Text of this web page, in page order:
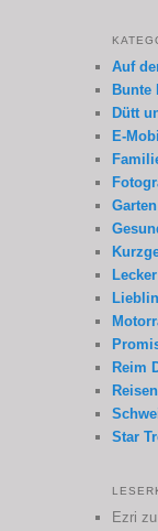
Auf
Bunte
Dütt
E-
Garten
Lecker
Reim
Reisen
Star
Ezri zu